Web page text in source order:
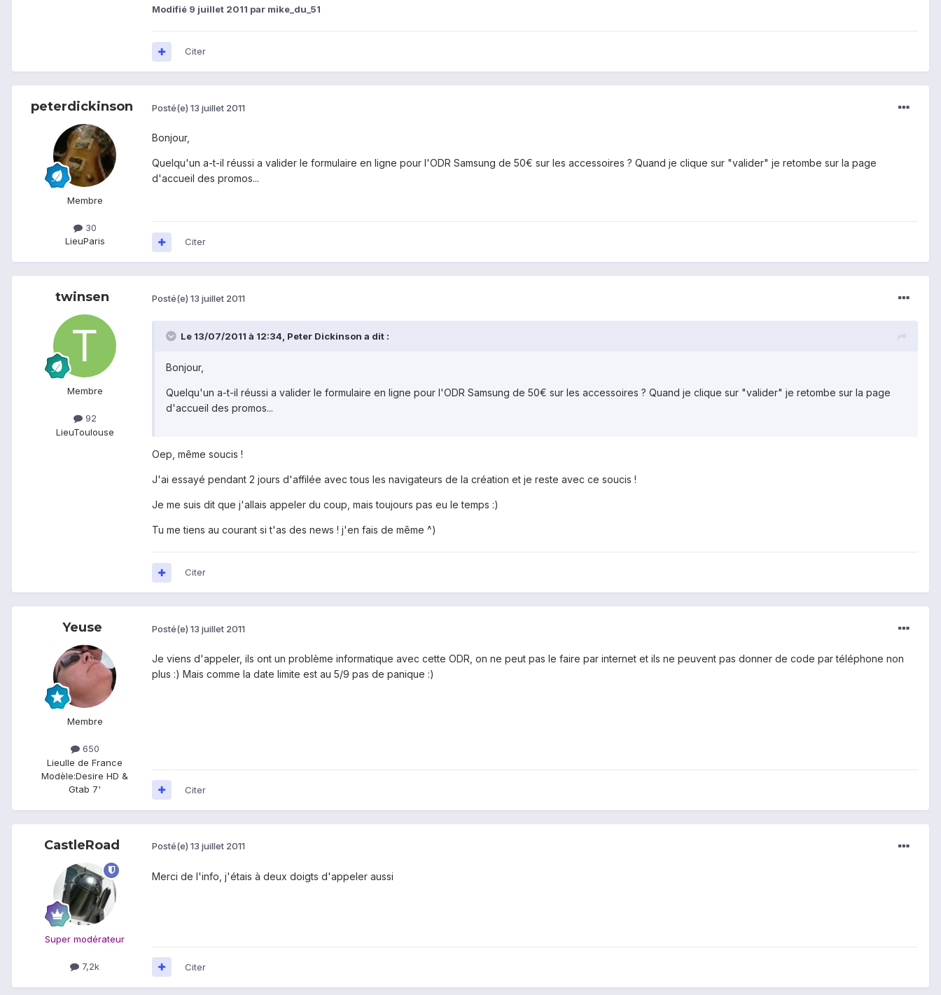
Modifié 9 juillet 2011 par mike_du_51
Citer
peterdickinson
Membre
30
LieuParis
Posté(e) 13 juillet 2011
Bonjour,
Quelqu'un a-t-il réussi a valider le formulaire en ligne pour l'ODR Samsung de 50€ sur les accessoires ? Quand je clique sur "valider" je retombe sur la page
d'accueil des promos...
Citer
twinsen
Membre
92
LieuToulouse
Posté(e) 13 juillet 2011
Le 13/07/2011 à 12:34, Peter Dickinson a dit :
Bonjour,
Quelqu'un a-t-il réussi a valider le formulaire en ligne pour l'ODR Samsung de 50€ sur les accessoires ? Quand je clique sur "valider" je retombe sur la page
d'accueil des promos...
Oep, même soucis !
J'ai essayé pendant 2 jours d'affilée avec tous les navigateurs de la création et je reste avec ce soucis !
Je me suis dit que j'allais appeler du coup, mais toujours pas eu le temps :)
Tu me tiens au courant si t'as des news ! j'en fais de même ^)
Citer
Yeuse
Membre
650
LieuIle de France
Modèle:Desire HD &
Gtab 7'
Posté(e) 13 juillet 2011
Je viens d'appeler, ils ont un problème informatique avec cette ODR, on ne peut pas le faire par internet et ils ne peuvent pas donner de code par téléphone non
plus :) Mais comme la date limite est au 5/9 pas de panique :)
Citer
CastleRoad
Super modérateur
7,2k
Posté(e) 13 juillet 2011
Merci de l'info, j'étais à deux doigts d'appeler aussi
Citer